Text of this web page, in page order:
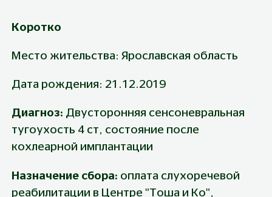
Коротко
Место жительства: Ярославская область
Дата рождения: 21.12.2019
Диагноз: Двусторонняя сенсоневральная
тугоухость 4 ст, состояние после
кохлеарной имплантации
Назначение сбора: оплата слухоречевой
реабилитации в Центре "Тоша и Ко",